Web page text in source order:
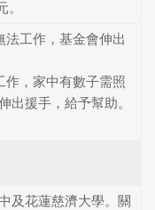
。
工作，基金會伸出
作，家中有數子需照
出援手，給予幫助。
及花蓮慈濟大學。關